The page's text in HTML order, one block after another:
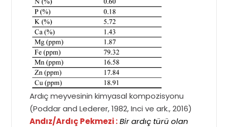
Ardıç meyvesinin kimyasal kompozisyonu
(Poddar and Lederer, 1982, Inci ve ark., 2016)
Andız/Ardıç Pekmezi : Bir ardıç türü olan